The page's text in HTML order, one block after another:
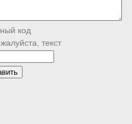
текст